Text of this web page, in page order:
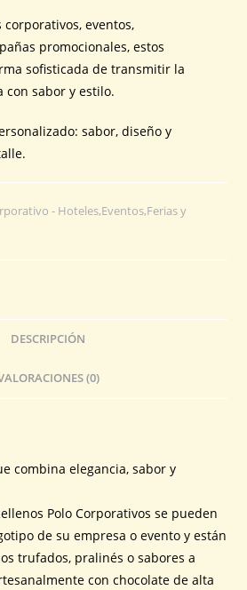
eventos,
promocionales, estos
sofisticada de transmitir la
con sabor y estilo.
sabor, diseño y
- Hoteles,Eventos,Ferias y
DESCRIPCIÓN
(0)
combina elegancia, sabor y
Polo Corporativos se pueden
de su empresa o evento y están
trufados, pralinés o sabores a
con chocolate de alta